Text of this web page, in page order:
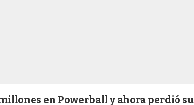
en Powerball y ahora perdió su